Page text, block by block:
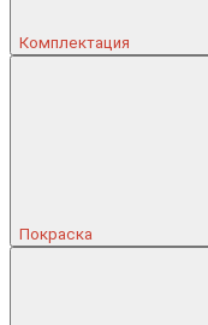
Комплектация
Покраска